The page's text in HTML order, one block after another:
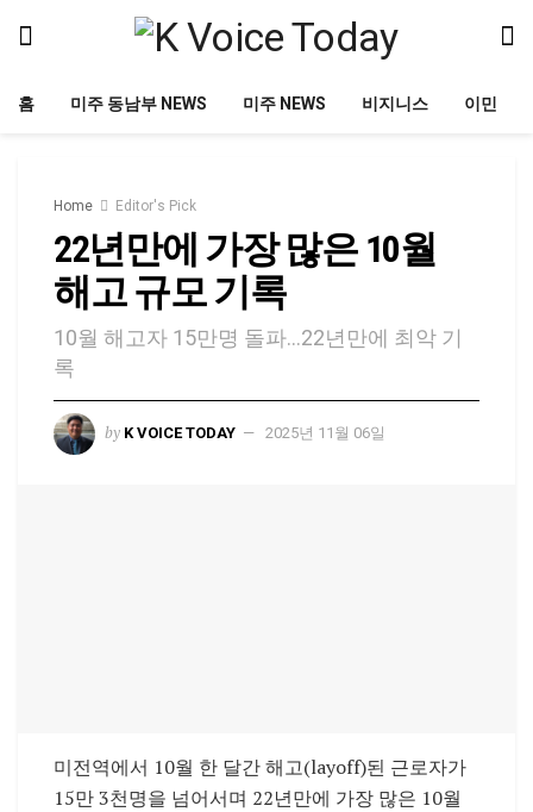
홈 미주 동남부 NEWS 미주 NEWS 비지니스 이민
Home Editor's Pick
22년만에 가장 많은 10월
해고 규모 기록
10월 해고자 15만명 돌파…22년만에 최악 기
록
by K VOICE TODAY 2025년 11월 06일
미전역에서 10월 한 달간 해고(layoff)된 근로자가
15만 3천명을 넘어서며 22년만에 가장 많은 10월